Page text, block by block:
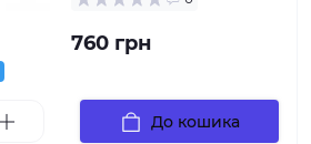
760 грн
До кошика